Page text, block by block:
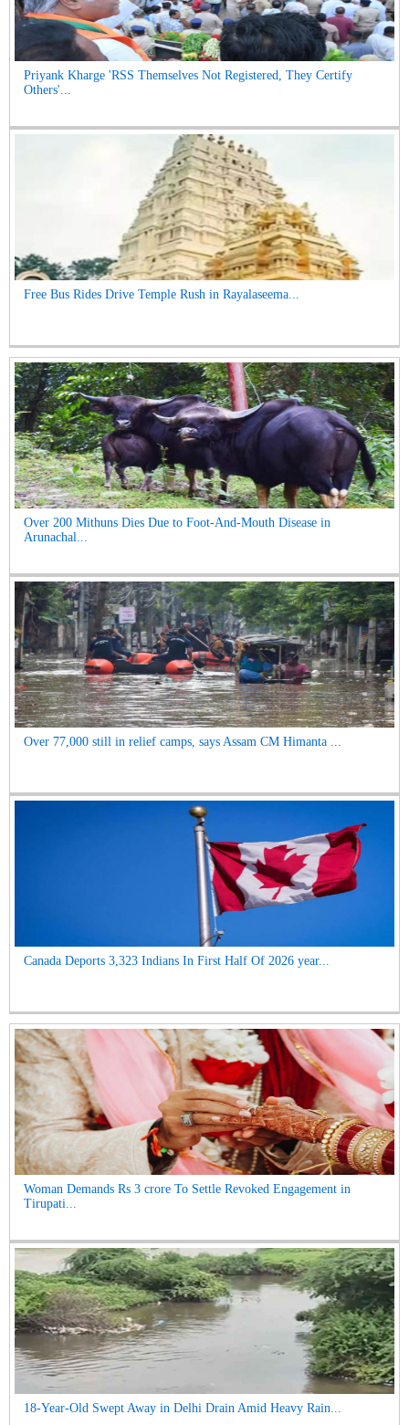
Priyank Kharge 'RSS Themselves Not Registered, They Certify
Others'...
Free Bus Rides Drive Temple Rush in Rayalaseema...
Over 200 Mithuns Dies Due to Foot-And-Mouth Disease in
Arunachal...
Over 77,000 still in relief camps, says Assam CM Himanta ...
Canada Deports 3,323 Indians In First Half Of 2026 year...
Woman Demands Rs 3 crore To Settle Revoked Engagement in
Tirupati...
18-Year-Old Swept Away in Delhi Drain Amid Heavy Rain...